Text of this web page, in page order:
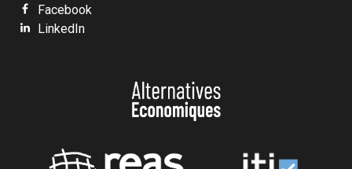
Facebook
LinkedIn